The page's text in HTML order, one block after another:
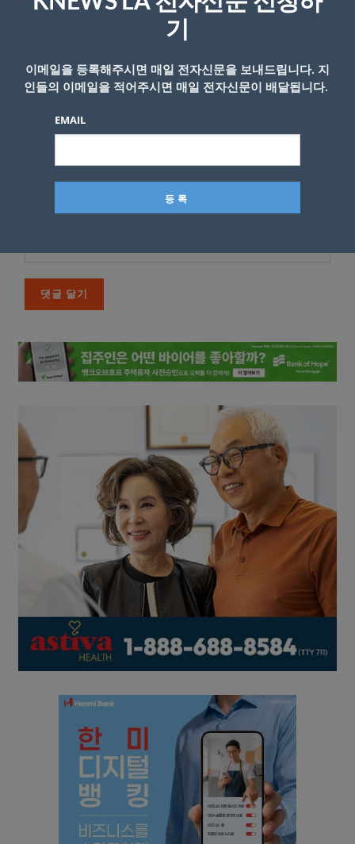
기
이메일을 등록해주시면 매일 전자신문을 보내드립니다. 지
인들의 이메일을 적어주시면 매일 전자신문이 배달됩니다.
EMAIL